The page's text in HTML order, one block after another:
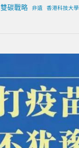
雙碳戰略 非遺 香港科技大學